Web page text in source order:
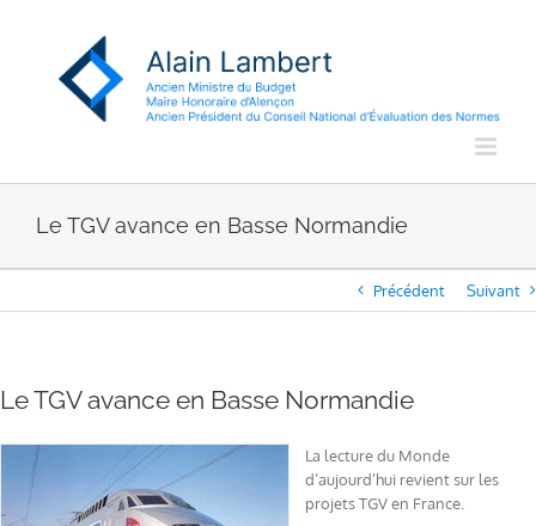
Le TGV avance en Basse Normandie
Précédent Suivant
Le TGV avance en Basse Normandie
La lecture du Monde
d’aujourd’hui revient sur les
projets TGV en France.